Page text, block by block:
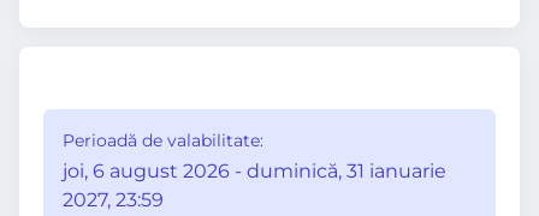
Perioadă de valabilitate:
joi, 6 august 2026 - duminică, 31 ianuarie
2027, 23:59